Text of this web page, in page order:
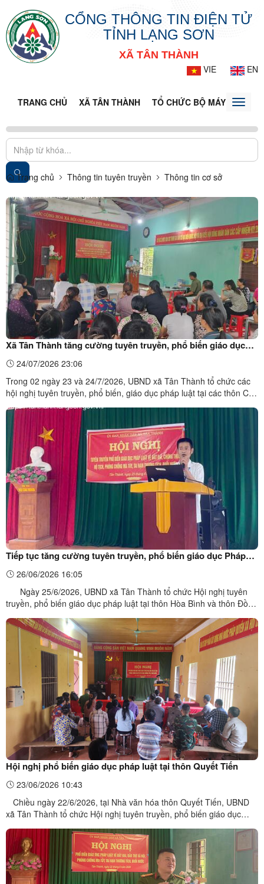
CỔNG THÔNG TIN ĐIỆN TỬ
TỈNH LẠNG SƠN
XÃ TÂN THÀNH
VIE
EN
TRANG CHỦ XÃ TÂN THÀNH TỔ CHỨC BỘ MÁY
Toggle
Trang chủ Thông tin tuyên truyền Thông tin cơ sở
Xã Tân Thành tăng cường tuyên truyền, phổ biến giáo dục
pháp luật tại cơ sở
24/07/2026 23:06
Trong 02 ngày 23 và 24/7/2026, UBND xã Tân Thành tổ chức các
hội nghị tuyên truyền, phổ biến, giáo dục pháp luật tại các thôn Cây
sự tham gia của cán bộ thôn và đông đảo Nhân dân trên địa
bàn.Tại các hội nghị, báo cáo viên và công chức ...
Tiếp tục tăng cường tuyên truyền, phổ biến giáo dục Pháp
luật tại cơ sở
26/06/2026 16:05
Ngày 25/6/2026, UBND xã Tân Thành tổ chức Hội nghị tuyên
truyền, phổ biến giáo dục pháp luật tại thôn Hòa Bình và thôn Đồng
trên địa bàn. Tại thôn Hòa Bình, nội dung tuyên truyền tập trung
vào các quy định của pháp luật về ...
Hội nghị phổ biến giáo dục pháp luật tại thôn Quyết Tiến
23/06/2026 10:43
Chiều ngày 22/6/2026, tại Nhà văn hóa thôn Quyết Tiến, UBND
xã Tân Thành tổ chức Hội nghị tuyên truyền, phổ biến giáo dục
nghị thu hút sự tham gia của đại diện các tổ chức đoàn thể, lực
lượng an ninh cơ sở, cán bộ thôn và các hộ ...